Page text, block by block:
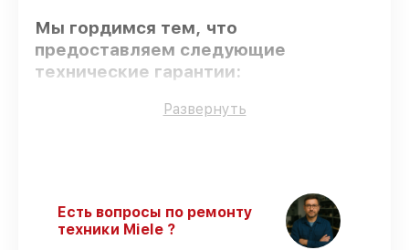
Мы гордимся тем, что
предоставляем следующие
технические гарантии:
специалисты с опытом и сертификацией.
Выполнение работ вовремя
–
соблюдаем сроки обслуживания
Развернуть
Есть вопросы по ремонту
техники Miele ?